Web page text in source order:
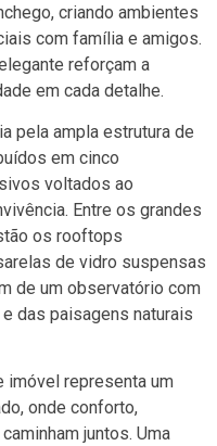
criando ambientes
com família e amigos.
reforçam a
em cada detalhe.
pela ampla estrutura de
em cinco
voltados ao
Entre os grandes
os rooftops
de vidro suspensas
de um observatório com
das paisagens naturais
imóvel representa um
onde conforto,
juntos. Uma